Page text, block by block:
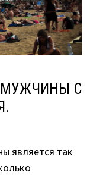
МУЖЧИНЫ С
является так